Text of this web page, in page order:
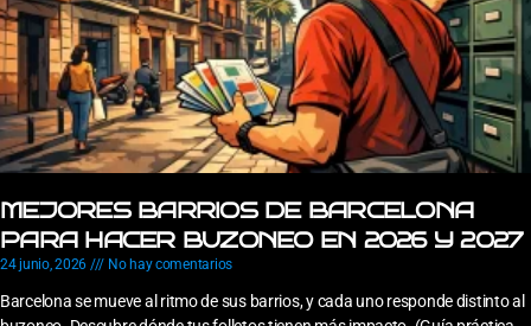
MEJORES BARRIOS DE BARCELONA
PARA HACER BUZONEO EN 2026 Y 2027
24 junio, 2026 No hay comentarios
Barcelona se mueve al ritmo de sus barrios, y cada uno responde distinto al